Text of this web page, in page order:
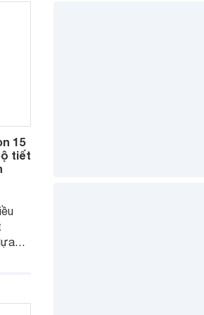
15
tiết